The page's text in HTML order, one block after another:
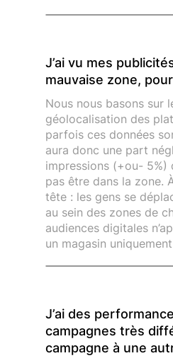
J’ai vu mes
mauvaise zone,
Nous nous basons sur
géolocalisation des
parfois ces données
aura donc une part
impressions (+ou- 5%)
pas être dans la zone.
tête : les gens se
au sein des zones de
audiences digitales
un magasin
J’ai des
campagnes très
campagne à une